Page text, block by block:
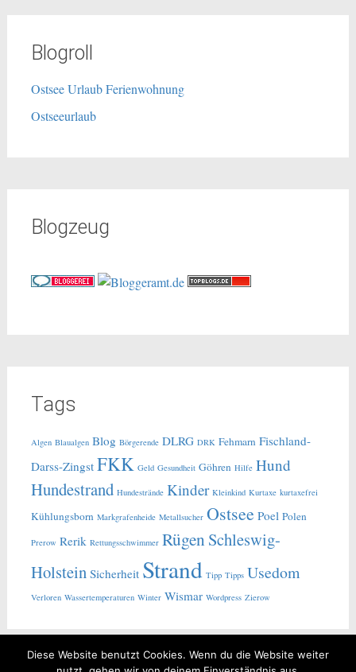
Blogroll
Ostsee Urlaub Ferienwohnung
Ostseeurlaub
Blogzeug
Tags
Algen Blaualgen Blog Börgerende DLRG DRK Fehmarn Fischland-
Darss-Zingst FKK Geld Gesundheit Göhren Hilfe Hund
Hundestrand Hundestrände Kinder Kleinkind Kurtaxe kurtaxefrei
Kühlungsborn Markgrafenheide Metallsucher Ostsee Poel Polen
Prerow Rerik Rettungsschwimmer RügenSchleswig-
Holstein Sicherheit Strand Tipp Tipps Usedom
Verloren Wassertemperaturen Winter Wismar Wordpress Zierow
Diese Website benutzt Cookies. Wenn du die Website weiter